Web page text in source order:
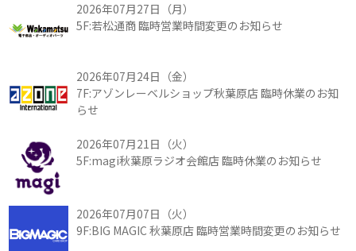
2026年07月27日（月）
5F:若松通商 臨時営業時間変更のお知らせ
2026年07月24日（金）
7F:アゾンレーベルショップ秋葉原店 臨時休業のお知
らせ
2026年07月21日（火）
5F:magi秋葉原ラジオ会館店 臨時休業のお知らせ
2026年07月07日（火）
9F:BIG MAGIC 秋葉原店 臨時営業時間変更のお知らせ